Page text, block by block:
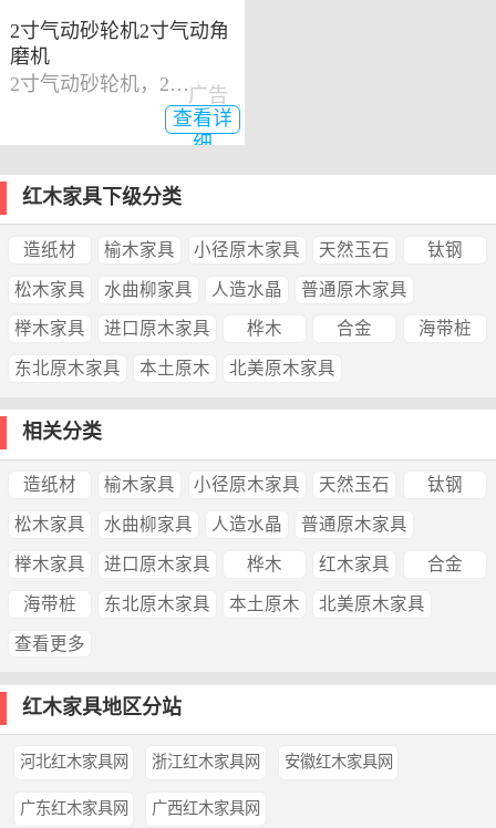
2寸气动砂轮机2寸气动角
磨机
2寸气动砂轮机，2寸气动角磨机
查看详
细
广告
红木家具下级分类
造纸材 榆木家具 小径原木家具 天然玉石 钛钢
松木家具 水曲柳家具 人造水晶 普通原木家具
榉木家具 进口原木家具 桦木 合金 海带桩
东北原木家具 本土原木 北美原木家具
相关分类
造纸材 榆木家具 小径原木家具 天然玉石 钛钢
松木家具 水曲柳家具 人造水晶 普通原木家具
榉木家具 进口原木家具 桦木 红木家具 合金
海带桩 东北原木家具 本土原木 北美原木家具
查看更多
红木家具地区分站
河北红木家具网 浙江红木家具网 安徽红木家具网
广东红木家具网 广西红木家具网